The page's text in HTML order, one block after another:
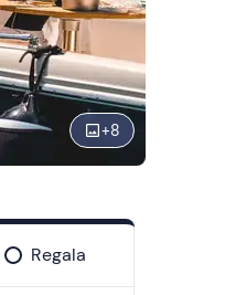
+8
Regala